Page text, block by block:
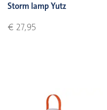
Storm lamp Yutz
€ 27,95